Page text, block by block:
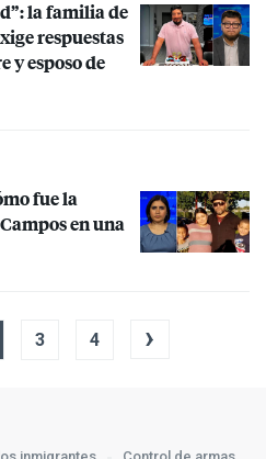
la familia de
respuestas
y esposo de
fue la
en una
3 4 ›